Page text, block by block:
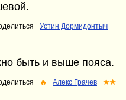
Устин Дормидонтыч
быть и выше пояса.
🔥 Алекс Грачев ★★